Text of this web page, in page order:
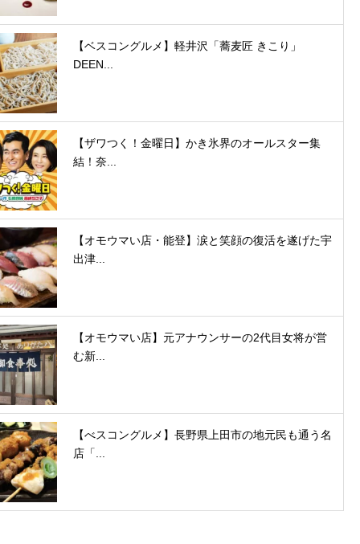
【ベスコングルメ】軽井沢「蕎麦匠 きこり」
DEEN...
【ザワつく！金曜日】かき氷界のオールスター集
結！奈...
【オモウマい店・能登】涙と笑顔の復活を遂げた宇
出津...
【オモウマい店】元アナウンサーの2代目女将が営
む新...
【べスコングルメ】長野県上田市の地元民も通う名
店「...